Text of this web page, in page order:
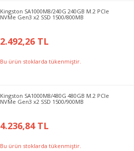
Kingston SA1000M8/240G 240GB M.2 PCIe
NVMe Gen3 x2 SSD 1500/800MB
2.492,26 TL
Bu ürün stoklarda tükenmiştir.
Kingston SA1000M8/480G 480GB M.2 PCIe
NVMe Gen3 x2 SSD 1500/900MB
4.236,84 TL
Bu ürün stoklarda tükenmiştir.